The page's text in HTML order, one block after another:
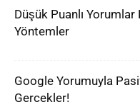
Düşük Puanlı Yorumlar
Yöntemler
Google Yorumuyla
Gerçekler!